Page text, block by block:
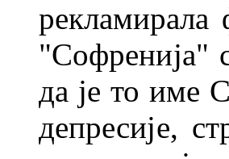
рекламирала
"Софренија"
да је то име
депресије,